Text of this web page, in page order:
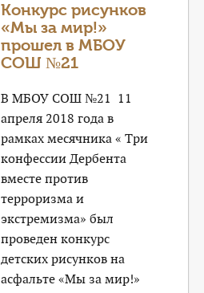
Конкурс рисунков
«Мы за мир!»
прошел в МБОУ
СОШ №21
В МБОУ СОШ №21 11
апреля 2018 года в
рамках месячника « Три
конфессии Дербента
вместе против
терроризма и
экстремизма» был
проведен конкурс
детских рисунков на
асфальте «Мы за мир!»